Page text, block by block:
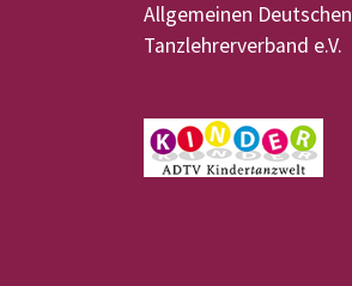
Allgemeinen Deutschen
Tanzlehrerverband e.V.